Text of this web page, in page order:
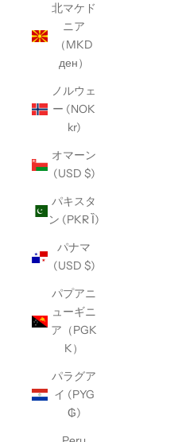
北マケド
ニア
（MKD
ден）
ノルウェ
ー (NOK
kr)
オマーン
(USD $)
パキスタ
ン (PKR Ȉ)
パナマ
(USD $)
パプアニ
ューギニ
ア（PGK
K）
パラグア
イ (PYG
₲)